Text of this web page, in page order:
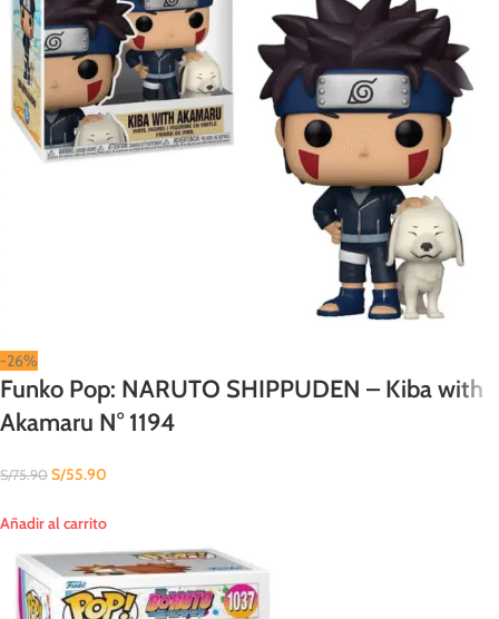
-26%
Funko Pop: NARUTO SHIPPUDEN – Kiba with
Akamaru N° 1194
S/75.90 S/55.90
Añadir al carrito